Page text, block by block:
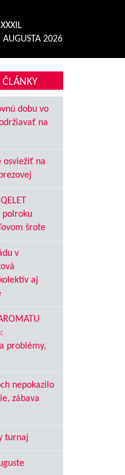
AUGUSTA 2026
dobu vo
na
osviežiť na
polroku
šrote
v
aj
problémy,
nepokazilo
zábava
turnaj